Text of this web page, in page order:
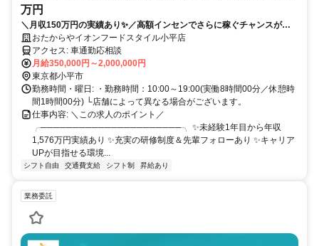
万円
＼月収150万円の実績あり✨／高額インセンでさらに稼ぐチャンスがあ
ります❗ ✨賞与年2回✨入社祝い金あり ✅テレアポなし！✅残業ほぼなし
✅土日希望休もOK✅女性も活躍中✅研修サポートも充実❗
おたからやイオンフードスタイル小平店
アクセス: 車通勤応相談
月給350,000円～2,000,000円
東京都小平市
勤務時間・曜日: ・勤務時間：10:00～19:00(実働8時間00分／休憩時
間1時間00分) └店舗によって異なる場合がございます。
仕事内容: ＼この求人のポイント／
╭──────────────────────╮ ✨未経験1年目から年収
1,576万円実績あり ✨充実の研修制度＆先輩フォローあり ✨キャリア
UPが目指せる環境...
シフト自由 交通費支給 シフト制 昇給あり
業務委託